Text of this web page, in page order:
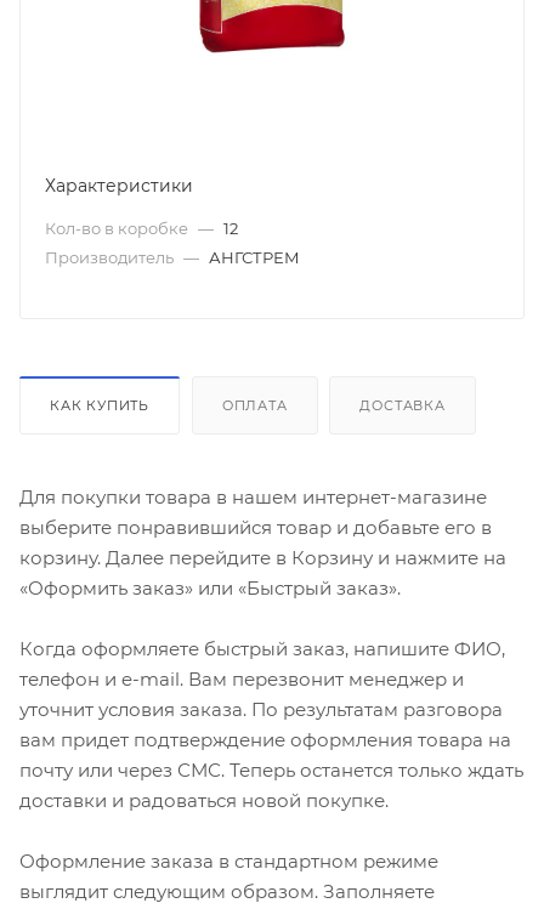
Характеристики
Кол-во в коробке — 12
Производитель — АНГСТРЕМ
КАК КУПИТЬ ОПЛАТА ДОСТАВКА
Для покупки товара в нашем интернет-магазине
выберите понравившийся товар и добавьте его в
корзину. Далее перейдите в Корзину и нажмите на
«Оформить заказ» или «Быстрый заказ».
Когда оформляете быстрый заказ, напишите ФИО,
телефон и e-mail. Вам перезвонит менеджер и
уточнит условия заказа. По результатам разговора
вам придет подтверждение оформления товара на
почту или через СМС. Теперь останется только ждать
доставки и радоваться новой покупке.
Оформление заказа в стандартном режиме
выглядит следующим образом. Заполняете